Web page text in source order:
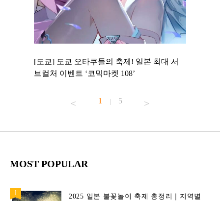
[도쿄] 도쿄 오타쿠들의 축제! 일본 최대 서
브컬처 이벤트 ‘코믹마켓 108’
1 | 5
MOST POPULAR
2025 일본 불꽃놀이 축제 총정리｜지역별